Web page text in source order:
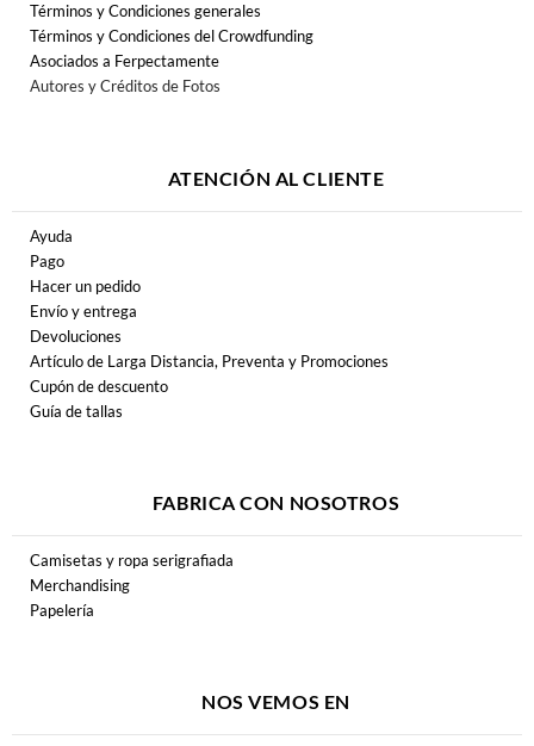
Términos y Condiciones generales
Términos y Condiciones del Crowdfunding
Asociados a Ferpectamente
Autores y Créditos de Fotos
ATENCIÓN AL CLIENTE
Ayuda
Pago
Hacer un pedido
Envío y entrega
Devoluciones
Artículo de Larga Distancia, Preventa y Promociones
Cupón de descuento
Guía de tallas
FABRICA CON NOSOTROS
Camisetas y ropa serigrafiada
Merchandising
Papelería
NOS VEMOS EN